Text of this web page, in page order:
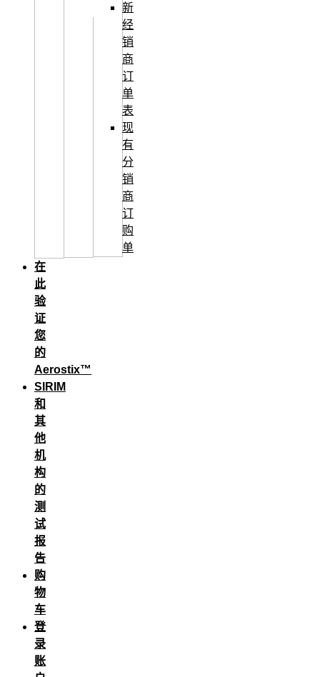
新
经
销
商
订
单
表
现
有
分
销
商
订
购
单
在
此
验
证
您
的
Aerostix™
SIRIM
和
其
他
机
构
的
测
试
报
告
购
物
车
登
录
账